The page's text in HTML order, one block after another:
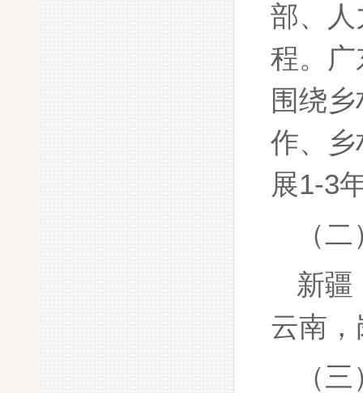
部、
程。
围绕
作、
展1-3
（
新疆
云南
（